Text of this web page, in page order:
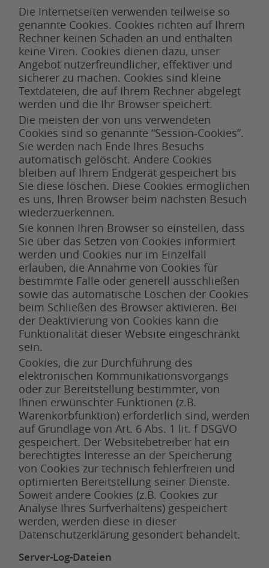
Die Internetseiten verwenden teilweise so
genannte Cookies. Cookies richten auf Ihrem
Rechner keinen Schaden an und enthalten
keine Viren. Cookies dienen dazu, unser
Angebot nutzerfreundlicher, effektiver und
sicherer zu machen. Cookies sind kleine
Textdateien, die auf Ihrem Rechner abgelegt
werden und die Ihr Browser speichert.
Die meisten der von uns verwendeten
Cookies sind so genannte “Session-Cookies”.
Sie werden nach Ende Ihres Besuchs
automatisch gelöscht. Andere Cookies
bleiben auf Ihrem Endgerät gespeichert bis
Sie diese löschen. Diese Cookies ermöglichen
es uns, Ihren Browser beim nächsten Besuch
wiederzuerkennen.
Sie können Ihren Browser so einstellen, dass
Sie über das Setzen von Cookies informiert
werden und Cookies nur im Einzelfall
erlauben, die Annahme von Cookies für
bestimmte Fälle oder generell ausschließen
sowie das automatische Löschen der Cookies
beim Schließen des Browser aktivieren. Bei
der Deaktivierung von Cookies kann die
Funktionalität dieser Website eingeschränkt
sein.
Cookies, die zur Durchführung des
elektronischen Kommunikationsvorgangs
oder zur Bereitstellung bestimmter, von
Ihnen erwünschter Funktionen (z.B.
Warenkorbfunktion) erforderlich sind, werden
auf Grundlage von Art. 6 Abs. 1 lit. f DSGVO
gespeichert. Der Websitebetreiber hat ein
berechtigtes Interesse an der Speicherung
von Cookies zur technisch fehlerfreien und
optimierten Bereitstellung seiner Dienste.
Soweit andere Cookies (z.B. Cookies zur
Analyse Ihres Surfverhaltens) gespeichert
werden, werden diese in dieser
Datenschutzerklärung gesondert behandelt.
Server-Log-Dateien